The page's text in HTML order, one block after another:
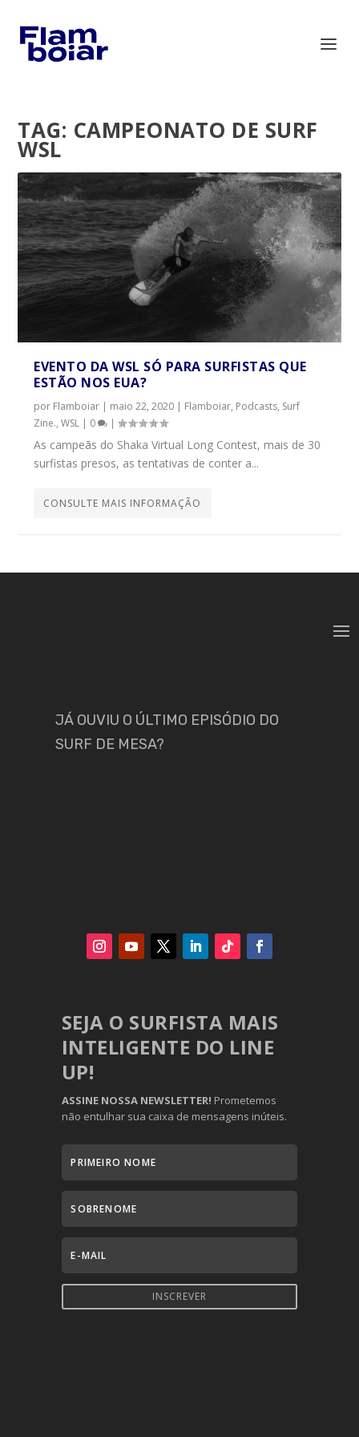
TAG: CAMPEONATO DE SURF
WSL
EVENTO DA WSL SÓ PARA SURFISTAS QUE
ESTÃO NOS EUA?
por Flamboiar | maio 22, 2020 | Flamboiar, Podcasts, Surf
Zine.,WSL | 0 |
As campeãs do Shaka Virtual Long Contest, mais de 30
surfistas presos, as tentativas de conter a...
CONSULTE MAIS INFORMAÇÃO
JÁ OUVIU O ÚLTIMO EPISÓDIO DO
SURF DE MESA?
SEJA O SURFISTA MAIS
INTELIGENTE DO LINE
UP!
ASSINE NOSSA NEWSLETTER! Prometemos
não entulhar sua caixa de mensagens inúteis.
INSCREVER